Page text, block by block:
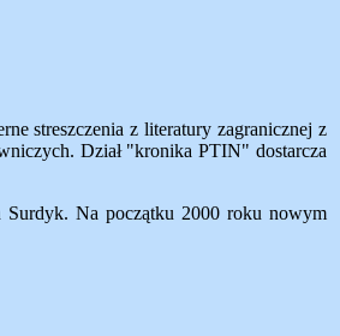
streszczenia z literatury zagranicznej z
Dział "kronika PTIN" dostarcza
Surdyk. Na początku 2000 roku nowym